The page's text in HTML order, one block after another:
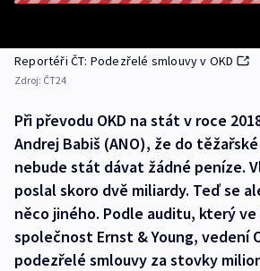
Reportéři ČT: Podezřelé smlouvy v OKD
Zdroj: ČT24
Při převodu OKD na stát v roce
Andrej Babiš (ANO), že do
nebude stát dávat žádné peníze.
poslal skoro dvě miliardy. Teď se
něco jiného. Podle auditu, který
společnost Ernst & Young, vedení
podezřelé smlouvy za stovky